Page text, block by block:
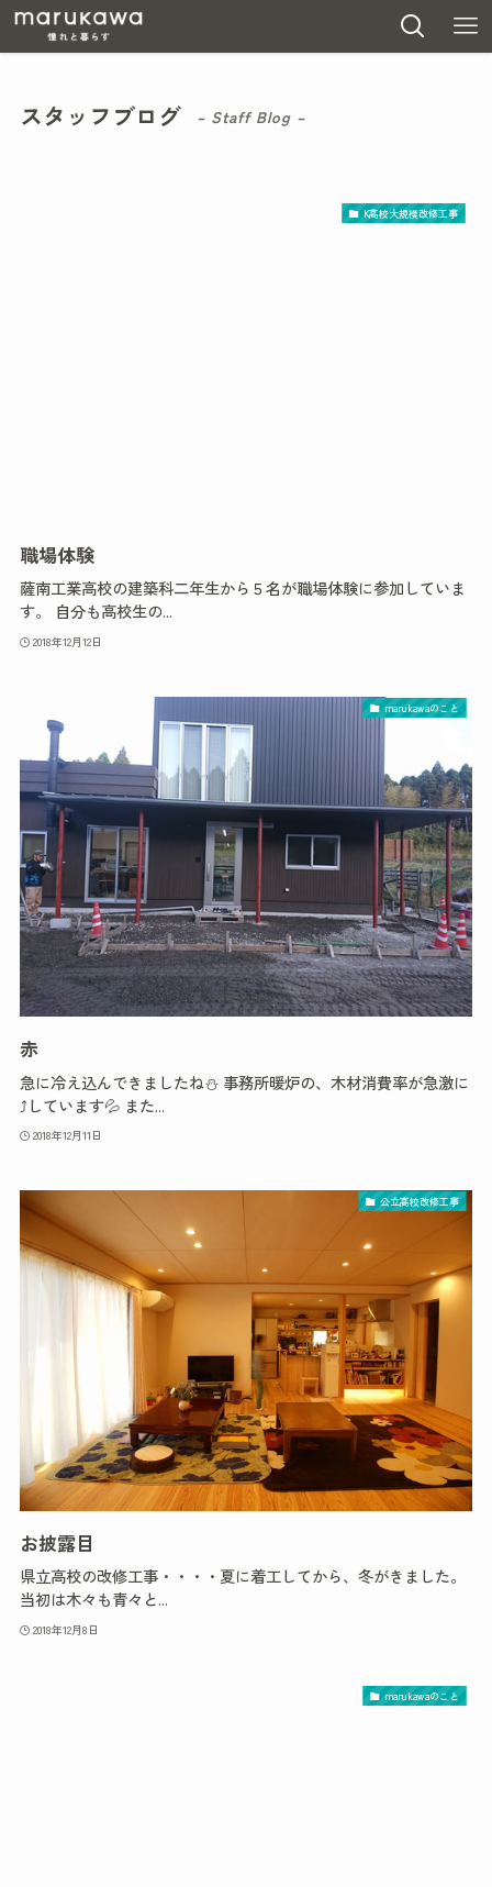
スタッフブログ – Staff Blog –
K高校大規模改修工事
職場体験
薩南工業高校の建築科二年生から５名が職場体験に参加していま
す。 自分も高校生の...
2018年12月12日
marukawaのこと
赤
急に冷え込んできましたね⛄ 事務所暖炉の、木材消費率が急激に
⤴しています💦 また...
2018年12月11日
公立高校改修工事
お披露目
県立高校の改修工事・・・・夏に着工してから、冬がきました。
当初は木々も青々と...
2018年12月8日
marukawaのこと